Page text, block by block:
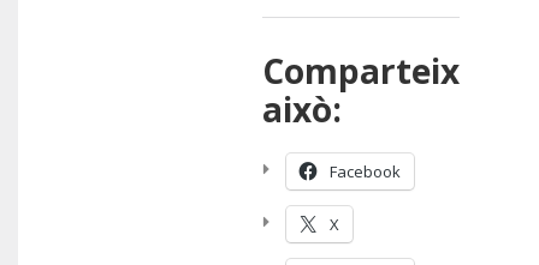
Comparteix
això:
Facebook
X